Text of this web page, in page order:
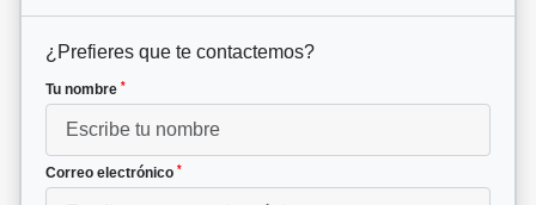
¿Prefieres que te contactemos?
Tu nombre *
Correo electrónico *